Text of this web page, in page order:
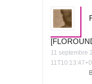
11 septembre